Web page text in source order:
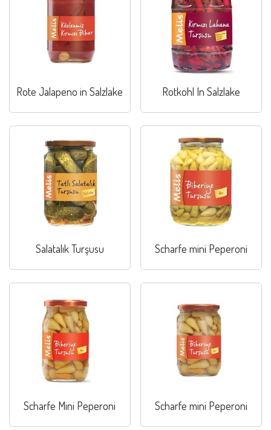
Rote Jalapeno in Salzlake Rotkohl In Salzlake
Salatalık Turşusu Scharfe mini Peperoni
Scharfe Mini Peperoni Scharfe mini Peperoni